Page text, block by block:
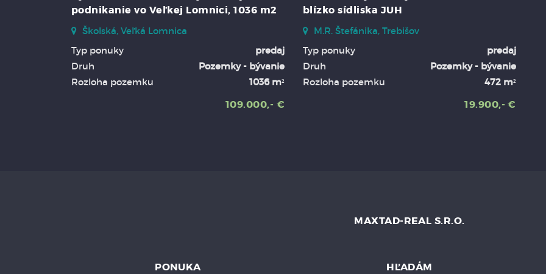
podnikanie vo Veľkej Lomnici, 1036 m2
Školská, Veľká Lomnica
Typ ponuky
predaj
Druh
Pozemky - bývanie
Rozloha pozemku
1036 m²
109.000,- €
blízko sídliska JUH
M.R. Štefánika, Trebišov
Typ ponuky
predaj
Druh
Pozemky - bývanie
Rozloha pozemku
472 m²
19.900,- €
MAXTAD-REAL S.R.O.
PONUKA HĽADÁM